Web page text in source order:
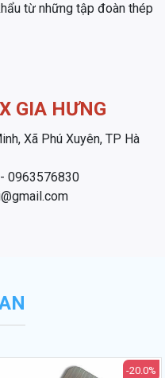
từ những tập đoàn thép
GIA HƯNG
Xã Phú Xuyên, TP Hà
0963576830
-20.0%